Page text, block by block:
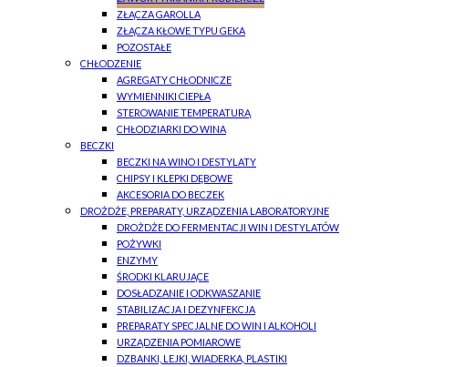
ZŁĄCZA GAROLLA
ZŁĄCZA KŁOWE TYPU GEKA
POZOSTAŁE
CHŁODZENIE
AGREGATY CHŁODNICZE
WYMIENNIKI CIEPŁA
STEROWANIE TEMPERATURĄ
CHŁODZIARKI DO WINA
BECZKI
BECZKI NA WINO I DESTYLATY
CHIPSY I KLEPKI DĘBOWE
AKCESORIA DO BECZEK
DROŻDŻE, PREPARATY, URZĄDZENIA LABORATORYJNE
DROŻDŻE DO FERMENTACJI WIN I DESTYLATÓW
POŻYWKI
ENZYMY
ŚRODKI KLARUJĄCE
DOSŁADZANIE I ODKWASZANIE
STABILIZACJA I DEZYNFEKCJA
PREPARATY SPECJALNE DO WIN I ALKOHOLI
URZĄDZENIA POMIAROWE
DZBANKI, LEJKI, WIADERKA, PLASTIKI